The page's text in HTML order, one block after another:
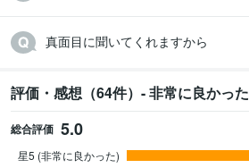
真面目に聞いてくれますから
評価・感想（64件）- 非常に良かった
総合評価 5.0
星5 (非常に良かった)